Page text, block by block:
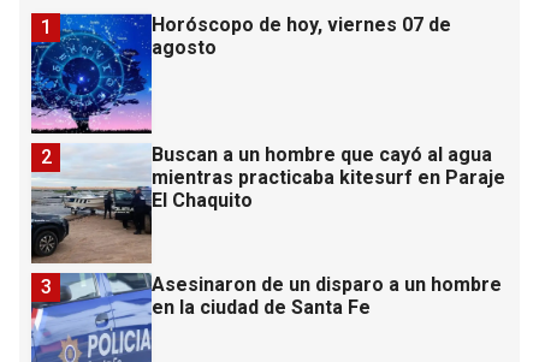
Horóscopo de hoy, viernes 07 de
agosto
1
Buscan a un hombre que cayó al agua
mientras practicaba kitesurf en Paraje
El Chaquito
2
Asesinaron de un disparo a un hombre
en la ciudad de Santa Fe
3